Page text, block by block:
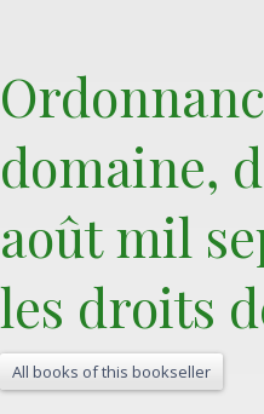
domaine,
août mil
les droits
All books of this bookseller